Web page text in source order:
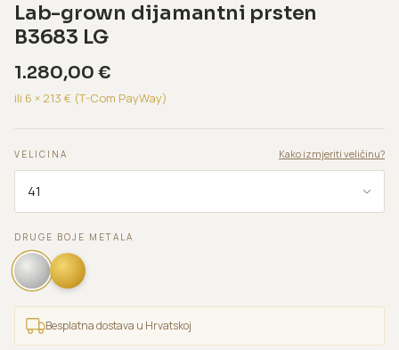
Lab-grown dijamantni prsten
B3683 LG
1.280,00 €
ili 6 × 213 € (T-Com PayWay)
VELICINA Kako izmjeriti veličinu?
DRUGE BOJE METALA
Besplatna dostava u Hrvatskoj